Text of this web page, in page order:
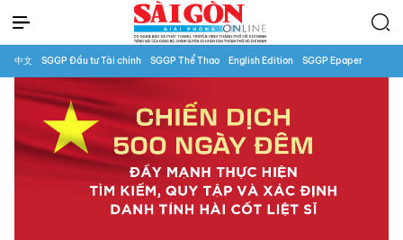
中文 SGGP Đầu tư Tài chính SGGP Thể Thao English Edition SGGP Epaper